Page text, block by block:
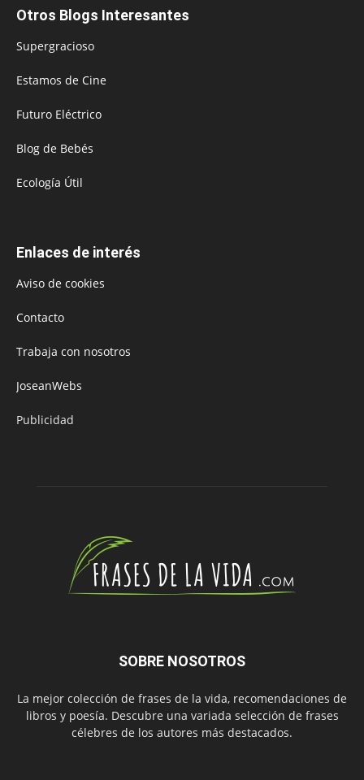
Otros Blogs Interesantes
Supergracioso
Estamos de Cine
Futuro Eléctrico
Blog de Bebés
Ecología Útil
Enlaces de interés
Aviso de cookies
Contacto
Trabaja con nosotros
JoseanWebs
Publicidad
SOBRE NOSOTROS
La mejor colección de frases de la vida, recomendaciones de
libros y poesía. Descubre una variada selección de frases
célebres de los autores más destacados.